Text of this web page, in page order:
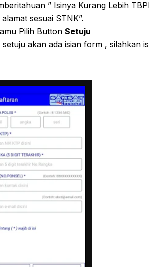
” Isinya Kurang Lebih
sesuai STNK”.
Pilih Button Setuju
akan ada isian form , silahkan